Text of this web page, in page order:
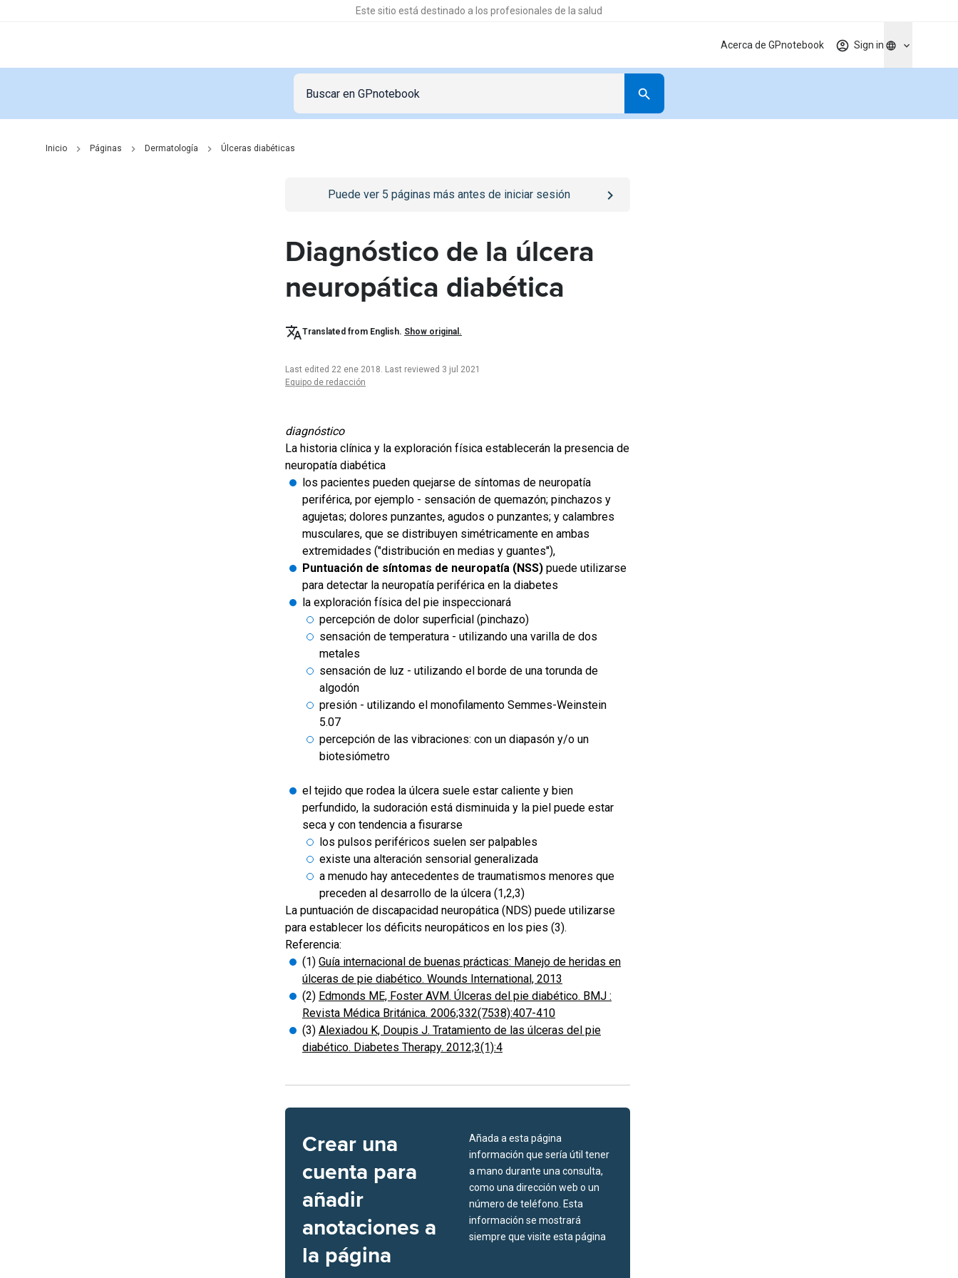
Este sitio está destinado a los profesionales de la salud
Acerca de GPnotebook Sign in
Inicio Páginas Dermatología Úlceras diabéticas
/iniciar-sesionpage
Puede ver 5 páginas más antes de iniciar sesión
Diagnóstico de la úlcera
neuropática diabética
Translated from English. Show original.
Last edited 22 ene 2018. Last reviewed 3 jul 2021
Equipo de redacción
diagnóstico
La historia clínica y la exploración física establecerán la presencia de
neuropatía diabética
los pacientes pueden quejarse de síntomas de neuropatía
periférica, por ejemplo - sensación de quemazón; pinchazos y
agujetas; dolores punzantes, agudos o punzantes; y calambres
musculares, que se distribuyen simétricamente en ambas
extremidades ("distribución en medias y guantes"),
Puntuación de síntomas de neuropatía (NSS) puede utilizarse
para detectar la neuropatía periférica en la diabetes
la exploración física del pie inspeccionará
percepción de dolor superficial (pinchazo)
sensación de temperatura - utilizando una varilla de dos
metales
sensación de luz - utilizando el borde de una torunda de
algodón
presión - utilizando el monofilamento Semmes-Weinstein
5.07
percepción de las vibraciones: con un diapasón y/o un
biotesiómetro
el tejido que rodea la úlcera suele estar caliente y bien
perfundido, la sudoración está disminuida y la piel puede estar
seca y con tendencia a fisurarse
los pulsos periféricos suelen ser palpables
existe una alteración sensorial generalizada
a menudo hay antecedentes de traumatismos menores que
preceden al desarrollo de la úlcera (1,2,3)
La puntuación de discapacidad neuropática (NDS) puede utilizarse
para establecer los déficits neuropáticos en los pies (3).
Referencia:
(1) Guía internacional de buenas prácticas: Manejo de heridas en
úlceras de pie diabético. Wounds International, 2013
(2) Edmonds ME, Foster AVM. Úlceras del pie diabético. BMJ :
Revista Médica Británica. 2006;332(7538):407-410
(3) Alexiadou K, Doupis J. Tratamiento de las úlceras del pie
diabético. Diabetes Therapy. 2012;3(1):4
Crear una
cuenta para
añadir
anotaciones a
la página
Añada a esta página
información que sería útil tener
a mano durante una consulta,
como una dirección web o un
número de teléfono. Esta
información se mostrará
siempre que visite esta página